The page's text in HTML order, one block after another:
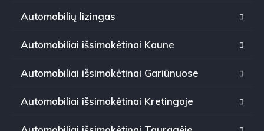
Automobilių lizingas
Automobiliai išsimokėtinai Kaune
Automobiliai išsimokėtinai Gariūnuose
Automobiliai išsimokėtinai Kretingoje